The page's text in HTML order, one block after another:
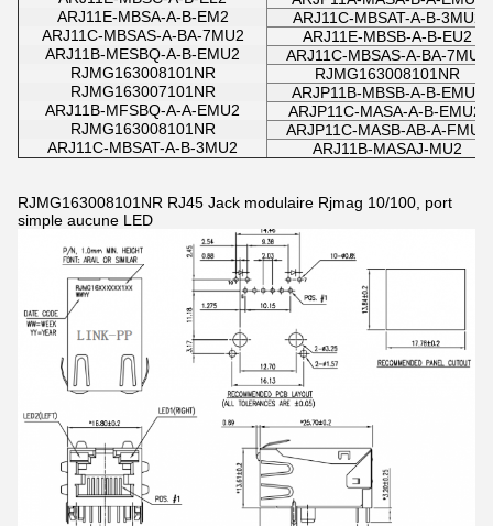
ARJ11E-MBSA-A-B-EM2
ARJ11C-MBSAT-A-B-3MU2
ARJ11C-MBSAS-A-BA-7MU2
ARJ11E-MBSB-A-B-EU2
ARJ11B-MESBQ-A-B-EMU2
ARJ11C-MBSAS-A-BA-7MU2
RJMG163008101NR
RJMG163008101NR
RJMG163007101NR
ARJP11B-MBSB-A-B-EMU2
ARJ11B-MFSBQ-A-A-EMU2
ARJP11C-MASA-A-B-EMU2
RJMG163008101NR
ARJP11C-MASB-AB-A-FMU2
ARJ11C-MBSAT-A-B-3MU2
ARJ11B-MASAJ-MU2
RJMG163008101NR RJ45 Jack modulaire Rjmag 10/100, port
simple aucune LED